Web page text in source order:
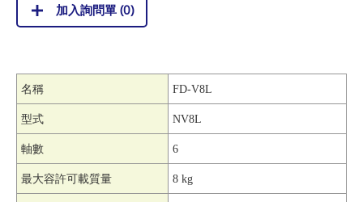
加入詢問單 (0)
名稱 FD-V8L
型式 NV8L
軸數 6
最大容許可載質量 8 kg